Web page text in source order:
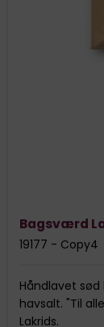
Bagsværd
19177 - Copy4
Håndlavet
havsalt. "Til
Lakrids.